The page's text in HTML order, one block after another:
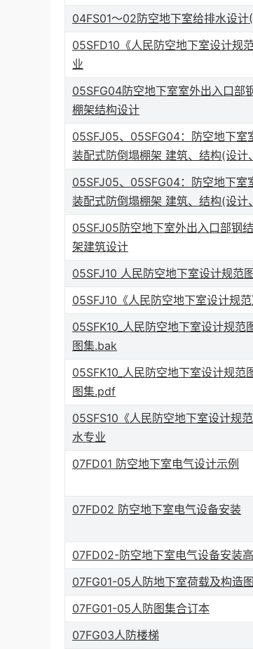
04FS01～02防空地下室给排水设
05SFD10《人民防空地下室设计
业
05SFG04防空地下室室外出入口部
棚架结构设计
05SFJ05、05SFG04：防空地下室
装配式防倒塌棚架 建筑、结构(设计
05SFJ05、05SFG04：防空地下室
装配式防倒塌棚架 建筑、结构(设计
05SFJ05防空地下室外出入口部钢
架建筑设计
05SFJ10 人民防空地下室设计规
05SFJ10《人民防空地下室设计规
05SFK10_人民防空地下室设计规范
图集.bak
05SFK10_人民防空地下室设计规范
图集.pdf
05SFS10《人民防空地下室设计
水专业
07FD01 防空地下室电气设计示例
07FD02 防空地下室电气设备安装
07FD02-防空地下室电气设备安装高
07FG01-05人防地下室荷载及构造
07FG01-05人防图集合订本
07FG03人防楼梯